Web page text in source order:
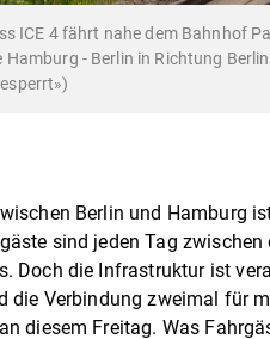
ICE 4 fährt nahe dem Bahnhof
- Berlin in Richtung
Berlin und Hamburg
sind jeden Tag
Doch die Infrastruktur ist
die Verbindung zweimal für
diesem Freitag. Was